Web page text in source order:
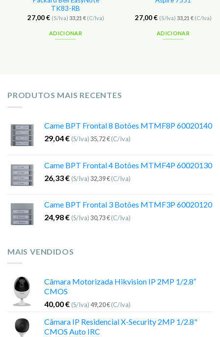
TK83-RB
27,00€ (S/Iva) 33,21 €(C/Iva)
ADICIONAR
27,00€ (S/Iva) 33,21 €(C/Iva)
ADICIONAR
PRODUTOS MAIS RECENTES
Came BPT Frontal 8 Botões MTMF8P 60020140
29,04€ (S/Iva)35,72€(C/Iva)
Came BPT Frontal 4 Botões MTMF4P 60020130
26,33€ (S/Iva)32,39€(C/Iva)
Came BPT Frontal 3 Botões MTMF3P 60020120
24,98€ (S/Iva)30,73€(C/Iva)
MAIS VENDIDOS
Câmara Motorizada Hikvision IP 2MP 1/2.8″
CMOS
40,00€ (S/Iva)49,20€(C/Iva)
Câmara IP Residencial X-Security 2MP 1/2.8"
CMOS Auto IRC